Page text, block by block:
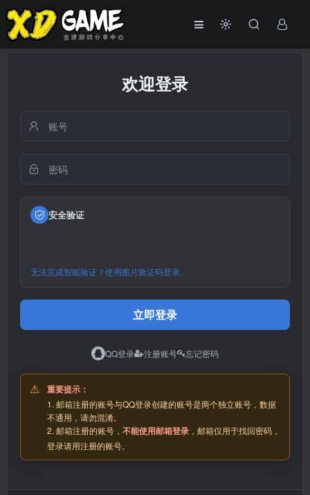
欢迎登录
安全验证
无法完成智能验证？使用图片验证码登录
立即登录
QQ登录 注册账号 忘记密码
重要提示：
1. 邮箱注册的账号与QQ登录创建的账号是两个独立账号，数据
不通用，请勿混淆。
2. 邮箱注册的账号， 不能使用邮箱登录 ，邮箱仅用于找回密码，
登录请用注册的账号。